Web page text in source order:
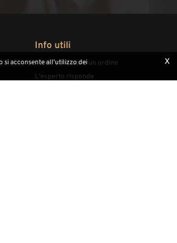
Info utili
Come effettuare un ordine
L'esperto risponde
x
si acconsente all'utilizzo dei